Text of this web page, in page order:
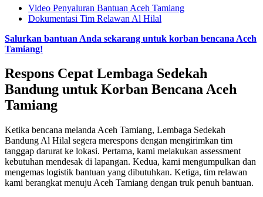
Video Penyaluran Bantuan Aceh Tamiang
Dokumentasi Tim Relawan Al Hilal
Salurkan bantuan Anda sekarang untuk korban bencana Aceh
Tamiang!
Respons Cepat Lembaga Sedekah
Bandung untuk Korban Bencana Aceh
Tamiang
Ketika bencana melanda Aceh Tamiang, Lembaga Sedekah
Bandung Al Hilal segera merespons dengan mengirimkan tim
tanggap darurat ke lokasi. Pertama, kami melakukan assessment
kebutuhan mendesak di lapangan. Kedua, kami mengumpulkan dan
mengemas logistik bantuan yang dibutuhkan. Ketiga, tim relawan
kami berangkat menuju Aceh Tamiang dengan truk penuh bantuan.